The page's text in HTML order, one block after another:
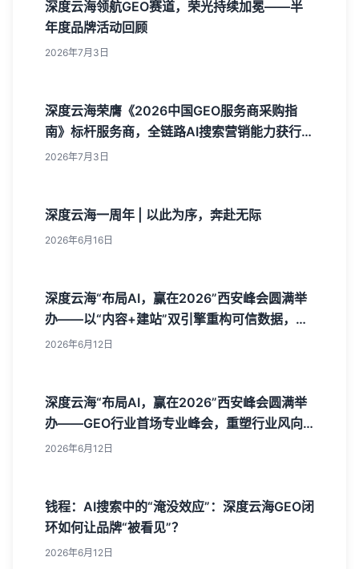
深度云海领航GEO赛道，荣光持续加冕——半
年度品牌活动回顾
2026年7月3日
深度云海荣膺《2026中国GEO服务商采购指
南》标杆服务商，全链路AI搜索营销能力获行业
权威认可
2026年7月3日
深度云海一周年 | 以此为序，奔赴无际
2026年6月16日
深度云海“布局AI，赢在2026”西安峰会圆满举
办——以“内容+建站”双引擎重构可信数据，树
立AI获客新标杆
2026年6月12日
深度云海“布局AI，赢在2026”西安峰会圆满举
办——GEO行业首场专业峰会，重塑行业风向
标！
2026年6月12日
钱程：AI搜索中的“淹没效应”：深度云海GEO闭
环如何让品牌“被看见”？
2026年6月12日